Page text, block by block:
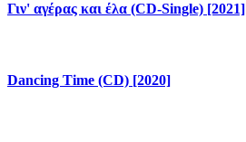
Γιν' αγέρας και έλα (CD-Single) [2021]
Dancing Time (CD) [2020]